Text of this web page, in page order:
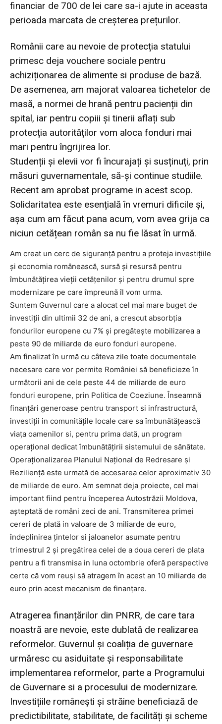
financiar de 700 de lei care sa-i ajute in aceasta
perioada marcata de creșterea prețurilor.
Românii care au nevoie de protecția statului
primesc deja vouchere sociale pentru
achiziționarea de alimente si produse de bază.
De asemenea, am majorat valoarea tichetelor de
masă, a normei de hrană pentru pacienții din
spital, iar pentru copiii și tinerii aflați sub
protecția autorităților vom aloca fonduri mai
mari pentru îngrijirea lor.
Studenții și elevii vor fi încurajați și susținuți, prin
măsuri guvernamentale, să-și continue studiile.
Recent am aprobat programe in acest scop.
Solidaritatea este esențială în vremuri dificile și,
așa cum am făcut pana acum, vom avea grija ca
niciun cetățean român sa nu fie lăsat în urmă.
Am creat un cerc de siguranță pentru a proteja investițiile
și economia românească, sursă și resursă pentru
îmbunătățirea vieții cetățenilor și pentru drumul spre
modernizare pe care împreună îl vom urma.
Suntem Guvernul care a alocat cel mai mare buget de
investiții din ultimii 32 de ani, a crescut absorbția
fondurilor europene cu 7% și pregătește mobilizarea a
peste 90 de miliarde de euro fonduri europene.
Am finalizat în urmă cu câteva zile toate documentele
necesare care vor permite României să beneficieze în
următorii ani de cele peste 44 de miliarde de euro
fonduri europene, prin Politica de Coeziune. Înseamnă
finanțări generoase pentru transport si infrastructură,
investiții in comunitățile locale care sa îmbunătățească
viața oamenilor si, pentru prima dată, un program
operațional dedicat îmbunătățirii sistemului de sănătate.
Operaționalizarea Planului Național de Redresare și
Reziliență este urmată de accesarea celor aproximativ 30
de miliarde de euro. Am semnat deja proiecte, cel mai
important fiind pentru începerea Autostrăzii Moldova,
așteptată de români zeci de ani. Transmiterea primei
cereri de plată in valoare de 3 miliarde de euro,
îndeplinirea țintelor si jaloanelor asumate pentru
trimestrul 2 și pregătirea celei de a doua cereri de plata
pentru a fi transmisa in luna octombrie oferă perspective
certe că vom reuși să atragem în acest an 10 miliarde de
euro prin acest mecanism de finanțare.
Atragerea finanțărilor din PNRR, de care tara
noastră are nevoie, este dublată de realizarea
reformelor. Guvernul și coaliția de guvernare
urmăresc cu asiduitate și responsabilitate
implementarea reformelor, parte a Programului
de Guvernare si a procesului de modernizare.
Investițiile românești și străine beneficiază de
predictibilitate, stabilitate, de facilități și scheme